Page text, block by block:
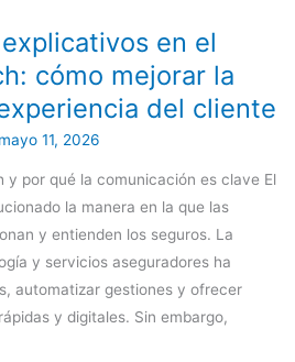
en el
cómo mejorar la
del cliente
mayo 11, 2026
y por qué la comunicación es clave El
la manera en la que las
y entienden los seguros. La
y servicios aseguradores ha
automatizar gestiones y ofrecer
y digitales. Sin embargo,